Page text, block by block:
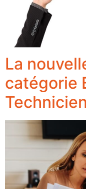
La
catégorie